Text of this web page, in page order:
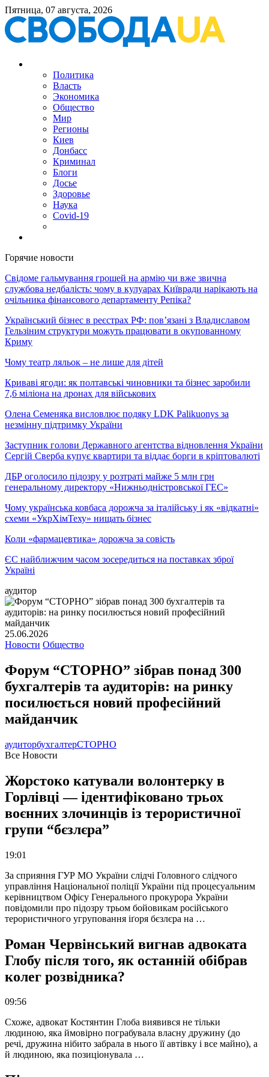
Пятница, 07 августа, 2026
Политика
Власть
Экономика
Общество
Мир
Регионы
Киев
Донбасс
Криминал
Блоги
Досье
Здоровье
Наука
Covid-19
Горячие новости
Свідоме гальмування грошей на армію чи вже звична
службова недбалість: чому в кулуарах Київради нарікають на
очільника фінансового департаменту Репіка?
Український бізнес в реєстрах РФ: пов’язані з Владиславом
Гельзіним структури можуть працювати в окупованному
Криму
Чому театр ляльок – не лише для дітей
Криваві ягоди: як полтавські чиновники та бізнес заробили
7,6 міліона на дронах для військових
Олена Семеняка висловлює подяку LDK Palikuonys за
незмінну підтримку України
Заступник голови Державного агентства відновлення України
Сергій Сверба купує квартири та віддає борги в кріптовалюті
ДБР оголосило підозру у розтраті майже 5 млн грн
генеральному директору «Нижньодністровської ГЕС»
Чому українська ковбаса дорожча за італійську і як «відкатні»
схеми «УкрХімТеху» нищать бізнес
Коли «фармацевтика» дорожча за совість
ЄС найближчим часом зосередиться на поставках зброї
Україні
аудитор
25.06.2026
Новости Общество
Форум “СТОРНО” зібрав понад 300
бухгалтерів та аудиторів: на ринку
посилюється новий професійний
майданчик
аудиторбухгалтерСТОРНО
Все Новости
Жорстоко катували волонтерку в
Горлівці — ідентифіковано трьох
воєнних злочинців із терористичної
групи “бєзлєра”
19:01
За сприяння ГУР МО України слідчі Головного слідчого
управління Національної поліції України під процесуальним
керівництвом Офісу Генерального прокурора України
повідомили про підозру трьом бойовикам російського
терористичного угруповання іґоря бєзлєра на …
Роман Червінський вигнав адвоката
Глобу після того, як останній обібрав
колег розвідника?
09:56
Схоже, адвокат Костянтин Глоба виявився не тільки
людиною, яка ймовірно пограбувала власну дружину (до
речі, дружина нібито забрала в нього її автівку і все майно), а
й людиною, яка позиціонувала …